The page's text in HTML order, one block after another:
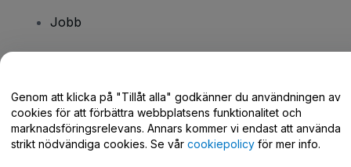
Jobb
Hjälpcenter / Kontakta oss
Genom att klicka på "Tillåt alla" godkänner du användningen av
cookies för att förbättra webbplatsens funktionalitet och
marknadsföringsrelevans. Annars kommer vi endast att använda
strikt nödvändiga cookies. Se vår cookiepolicy för mer info.